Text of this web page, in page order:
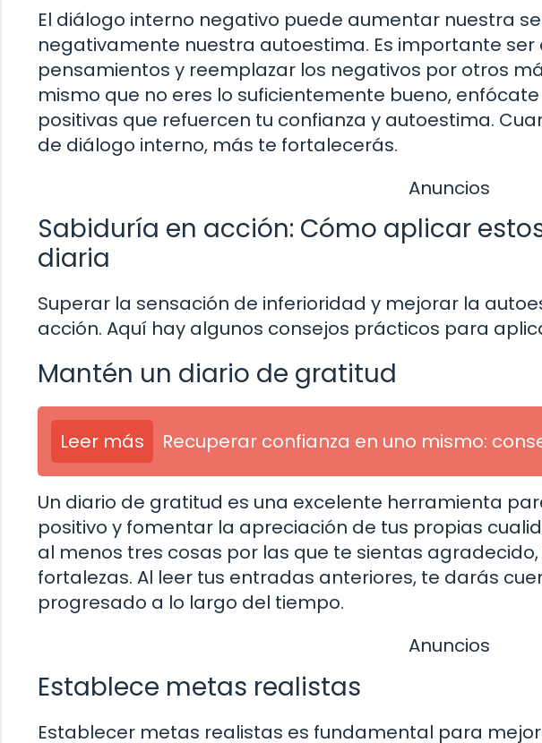
El diálogo interno negativo puede aumentar nuestra
negativamente nuestra autoestima. Es importante ser
pensamientos y reemplazar los negativos por otros
mismo que no eres lo suficientemente bueno,
positivas que refuercen tu confianza y autoestima.
de diálogo interno, más te fortalecerás.
Anuncios
Sabiduría en acción: Cómo aplicar
diaria
Superar la sensación de inferioridad y mejorar la
acción. Aquí hay algunos consejos prácticos para
Mantén un diario de gratitud
Leer más Recuperar confianza en uno mismo:
Un diario de gratitud es una excelente herramienta
positivo y fomentar la apreciación de tus propias
al menos tres cosas por las que te sientas
fortalezas. Al leer tus entradas anteriores, te darás
progresado a lo largo del tiempo.
Anuncios
Establece metas realistas
Establecer metas realistas es fundamental para